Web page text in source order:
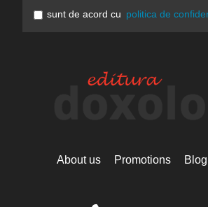
sunt de acord cu politica de
About us Promotions Blog